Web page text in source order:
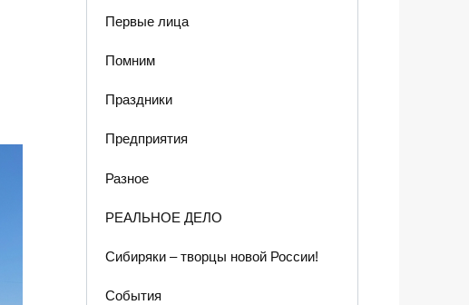
Первые лица
Помним
Праздники
Предприятия
Разное
РЕАЛЬНОЕ ДЕЛО
Сибиряки – творцы новой России!
События